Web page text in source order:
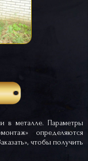
в металле. Параметры
определяются
чтобы получить